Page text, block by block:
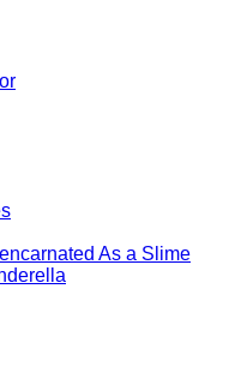
As a Slime